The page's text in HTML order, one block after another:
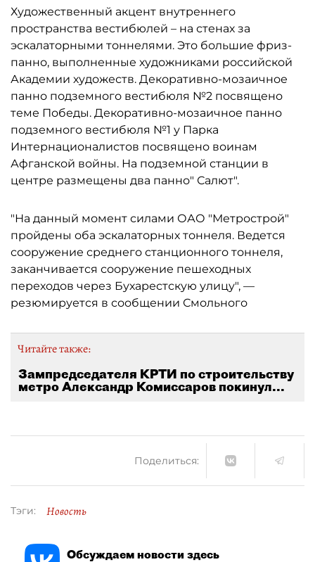
Художественный акцент внутреннего
пространства вестибюлей – на стенах за
эскалаторными тоннелями. Это большие фриз-
панно, выполненные художниками российской
Академии художеств. Декоративно-мозаичное
панно подземного вестибюля №2 посвящено
теме Победы. Декоративно-мозаичное панно
подземного вестибюля №1 у Парка
Интернационалистов посвящено воинам
Афганской войны. На подземной станции в
центре размещены два панно" Салют".
"На данный момент силами ОАО "Метрострой"
пройдены оба эскалаторных тоннеля. Ведется
сооружение среднего станционного тоннеля,
заканчивается сооружение пешеходных
переходов через Бухарестскую улицу", —
резюмируется в сообщении Смольного
Читайте также:
Зампредседателя КРТИ по строительству
метро Александр Комиссаров покинул...
Поделиться:
Тэги: Новость
Обсуждаем новости здесь